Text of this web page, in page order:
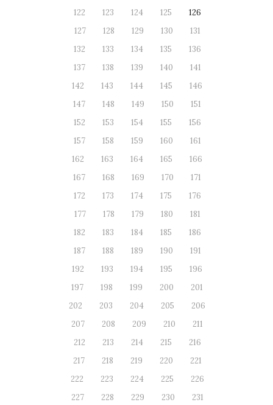
122
123 124 125
126
127
128 129 130
131
132
133 134 135
136
137
138 139 140
141
142
143 144 145
146
147
148 149 150
151
152
153 154 155
156
157
158 159 160
161
162
163 164 165
166
167
168 169 170
171
172
173 174 175
176
177
178 179 180
181
182
183 184 185
186
187
188 189 190
191
192
193 194 195
196
197
198 199 200
201
202
203 204 205
206
207
208 209 210
211
212
213 214 215
216
217
218 219 220
221
222
223 224 225
226
227
228 229 230
231